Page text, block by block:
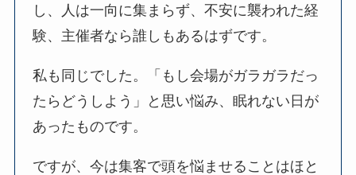
し、人は一向に集まらず、不安に襲われた経
験、主催者なら誰しもあるはずです。
私も同じでした。「もし会場がガラガラだっ
たらどうしよう」と思い悩み、眠れない日が
あったものです。
ですが、今は集客で頭を悩ませることはほと